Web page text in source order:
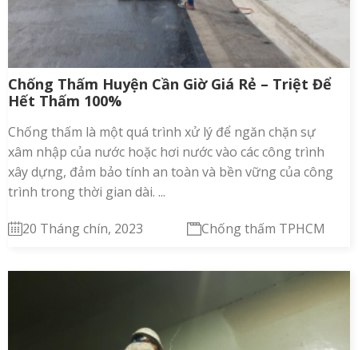
Chống Thấm Huyện Cần Giờ Giá Rẻ – Triệt Để
Hết Thấm 100%
Chống thấm là một quá trình xử lý để ngăn chặn sự
xâm nhập của nước hoặc hơi nước vào các công trình
xây dựng, đảm bảo tính an toàn và bền vững của công
trình trong thời gian dài. ...
20 Tháng chín, 2023 Chống thấm TPHCM